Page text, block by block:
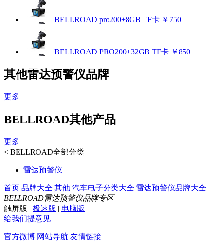
BELLROAD pro200+8GB TF卡 ￥750
BELLROAD PRO200+32GB TF卡 ￥850
其他雷达预警仪品牌
更多
BELLROAD其他产品
更多
< BELLROAD全部分类
雷达预警仪
首页 品牌大全 其他 汽车电子分类大全 雷达预警仪品牌大全
BELLROAD雷达预警仪品牌专区
触屏版 | 极速版 | 电脑版
给我们提意见
官方微博 网站导航 友情链接